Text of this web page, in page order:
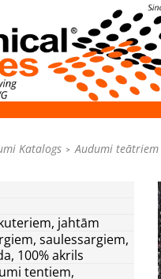
Katalogs Audumi teātriem
jahtām
saulessargiem,
100% akrils
tentiem,